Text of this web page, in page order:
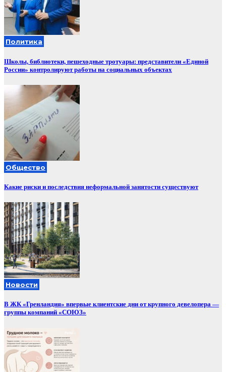
Политика
Школы, библиотеки, пешеходные тротуары: представители «Единой
России» контролируют работы на социальных объектах
Общество
Какие риски и последствия неформальной занятости существуют
Новости
В ЖК «Гренландия» впервые клиентские дни от крупного девелопера —
группы компаний «СОЮЗ»